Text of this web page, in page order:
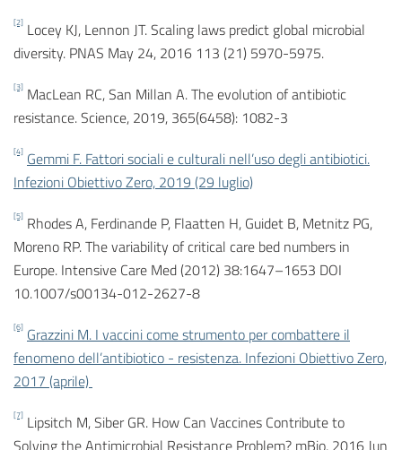
[2] Locey KJ, Lennon JT. Scaling laws predict global microbial
diversity. PNAS May 24, 2016 113 (21) 5970-5975.
[3] MacLean RC, San Millan A. The evolution of antibiotic
resistance. Science, 2019, 365(6458): 1082-3
[4] Gemmi F. Fattori sociali e culturali nell’uso degli antibiotici.
Infezioni Obiettivo Zero, 2019 (29 luglio)
[5] Rhodes A, Ferdinande P, Flaatten H, Guidet B, Metnitz PG,
Moreno RP. The variability of critical care bed numbers in
Europe. Intensive Care Med (2012) 38:1647–1653 DOI
10.1007/s00134-012-2627-8
[6] Grazzini M. I vaccini come strumento per combattere il
fenomeno dell’antibiotico - resistenza. Infezioni Obiettivo Zero,
2017 (aprile)
[7] Lipsitch M, Siber GR. How Can Vaccines Contribute to
Solving the Antimicrobial Resistance Problem? mBio, 2016 Jun